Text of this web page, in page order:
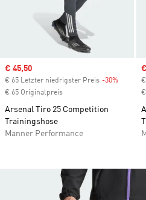
Sale price
€ 45,50
€ 65 Letzter niedrigster Preis -30% Discount
€ 65 Originalpreis
Arsenal Tiro 25 Competition
Trainingshose
Männer Performance